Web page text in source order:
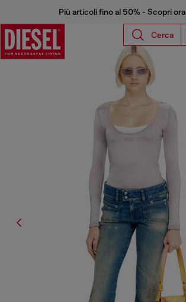
Più articoli fino al 50% - Scopri ora
Cerca